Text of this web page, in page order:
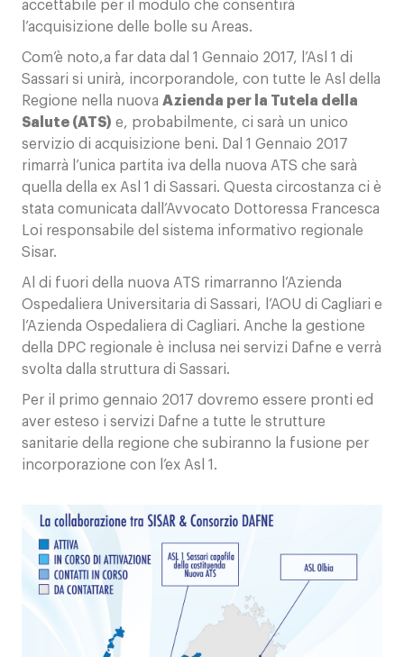
accettabile per il modulo che consentirà
l’acquisizione delle bolle su Areas.
Com’è noto,a far data dal 1 Gennaio 2017, l’Asl 1 di
Sassari si unirà, incorporandole, con tutte le Asl della
Regione nella nuova Azienda per la Tutela della
Salute (ATS) e, probabilmente, ci sarà un unico
servizio di acquisizione beni. Dal 1 Gennaio 2017
rimarrà l’unica partita iva della nuova ATS che sarà
quella della ex Asl 1 di Sassari. Questa circostanza ci è
stata comunicata dall’Avvocato Dottoressa Francesca
Loi responsabile del sistema informativo regionale
Sisar.
Al di fuori della nuova ATS rimarranno l’Azienda
Ospedaliera Universitaria di Sassari, l’AOU di Cagliari e
l’Azienda Ospedaliera di Cagliari. Anche la gestione
della DPC regionale è inclusa nei servizi Dafne e verrà
svolta dalla struttura di Sassari.
Per il primo gennaio 2017 dovremo essere pronti ed
aver esteso i servizi Dafne a tutte le strutture
sanitarie della regione che subiranno la fusione per
incorporazione con l’ex Asl 1.